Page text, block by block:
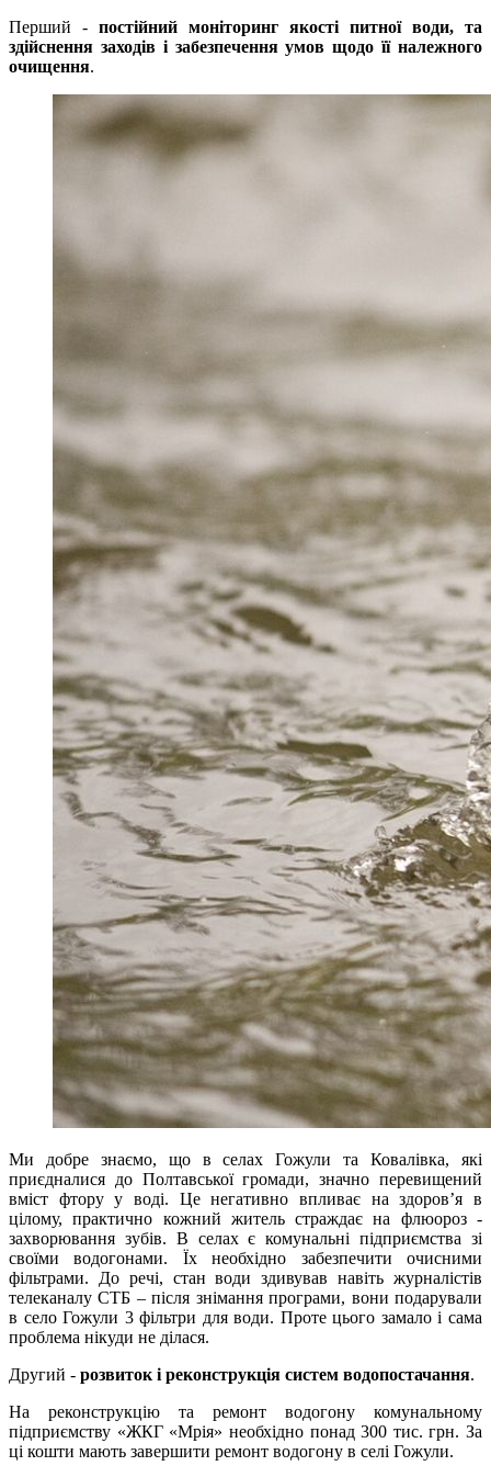
Перший - постійний моніторинг якості питної води, та
здійснення заходів і забезпечення умов щодо її належного
очищення.
Ми добре знаємо, що в селах Гожули та Ковалівка, які
приєдналися до Полтавської громади, значно перевищений
вміст фтору у воді. Це негативно впливає на здоров’я в
цілому, практично кожний житель страждає на флюороз -
захворювання зубів. В селах є комунальні підприємства зі
своїми водогонами. Їх необхідно забезпечити очисними
фільтрами. До речі, стан води здивував навіть журналістів
телеканалу СТБ – після знімання програми, вони подарували
в село Гожули 3 фільтри для води. Проте цього замало і сама
проблема нікуди не ділася.
Другий - розвиток і реконструкція систем водопостачання.
На реконструкцію та ремонт водогону комунальному
підприємству «ЖКГ «Мрія» необхідно понад 300 тис. грн. За
ці кошти мають завершити ремонт водогону в селі Гожули.